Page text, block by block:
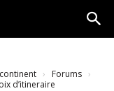
› Forums ›
d’itineraire